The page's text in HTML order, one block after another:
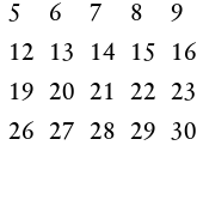
5 6 7 8
9
12 13 14 15
16
19 20 21 22
23
26 27 28 29
30